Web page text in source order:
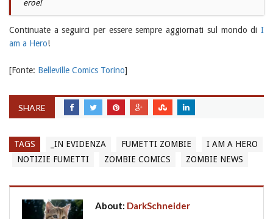
eroe!
Continuate a seguirci per essere sempre aggiornati sul mondo di I
am a Hero!
[Fonte: Belleville Comics Torino]
SHARE
TAGS _IN EVIDENZA FUMETTI ZOMBIE
I AM A HERO
NOTIZIE FUMETTI
ZOMBIE COMICS ZOMBIE NEWS
About: DarkSchneider